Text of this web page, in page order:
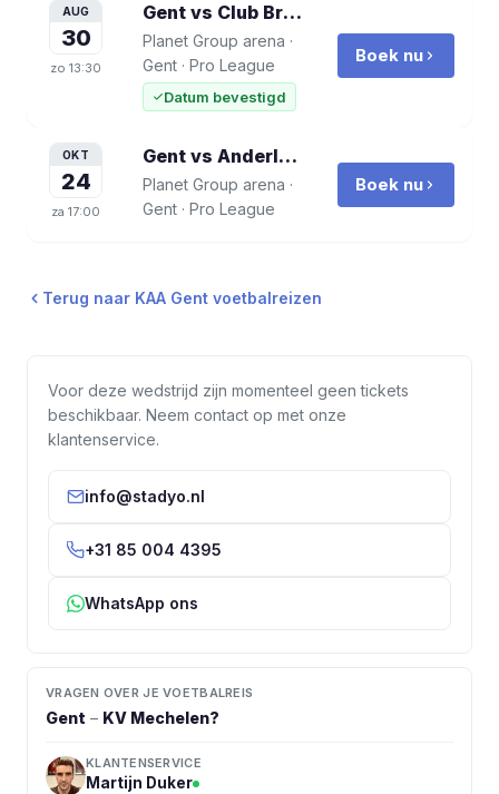
AUG
30
zo 13:30
Gent vs Club Brugge KV
Planet Group arena ·
Gent · Pro League
Datum bevestigd
Boek nu
OKT
24
za 17:00
Gent vs Anderlecht
Planet Group arena ·
Gent · Pro League
Boek nu
Terug naar KAA Gent voetbalreizen
Voor deze wedstrijd zijn momenteel geen tickets
beschikbaar. Neem contact op met onze
klantenservice.
info@stadyo.nl
+31 85 004 4395
WhatsApp ons
VRAGEN OVER JE VOETBALREIS
Gent – KV Mechelen?
KLANTENSERVICE
Martijn Duker